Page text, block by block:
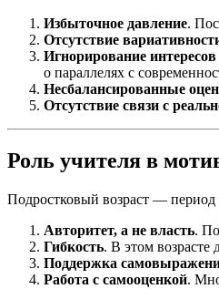
Избыточное давление.
Отсутствие
Игнорирование интересов
о параллелях с
Несбалансированные
Отсутствие связи с
Роль учителя в
Подростковый возраст — период
Авторитет, а не власть.
Гибкость. В этом возрасте
Поддержка
Работа с самооценкой.